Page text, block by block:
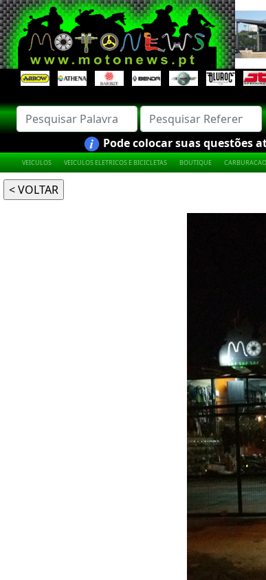
Pode colocar suas questões
VEICULOS VEICULOS ELETRICOS E BICICLETAS BOUTIQUE CARBURACAO